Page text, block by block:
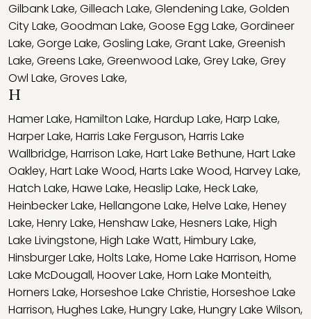
Gilbank Lake,Gilleach Lake,Glendening Lake,Golden
City Lake,Goodman Lake,Goose Egg Lake,Gordineer
Lake,Gorge Lake,Gosling Lake,Grant Lake,Greenish
Lake,Greens Lake,Greenwood Lake,Grey Lake,Grey
Owl Lake,Groves Lake,
H
Hamer Lake,Hamilton Lake,Hardup Lake,Harp Lake,
Harper Lake,Harris Lake Ferguson,Harris Lake
Wallbridge,Harrison Lake,Hart Lake Bethune,Hart Lake
Oakley,Hart Lake Wood,Harts Lake Wood,Harvey Lake,
Hatch Lake,Hawe Lake,Heaslip Lake,Heck Lake,
Heinbecker Lake,Hellangone Lake,Helve Lake,Heney
Lake,Henry Lake,Henshaw Lake,Hesners Lake,High
Lake Livingstone,High Lake Watt,Himbury Lake,
Hinsburger Lake,Holts Lake,Home Lake Harrison,Home
Lake McDougall,Hoover Lake,Horn Lake Monteith,
Horners Lake,Horseshoe Lake Christie,Horseshoe Lake
Harrison,Hughes Lake,Hungry Lake,Hungry Lake Wilson,